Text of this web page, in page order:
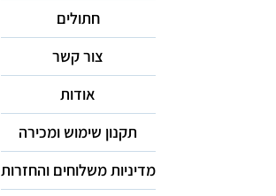
חתולים
צור קשר
אודות
תקנון שימוש ומכירה
מדיניות משלוחים והחזרות